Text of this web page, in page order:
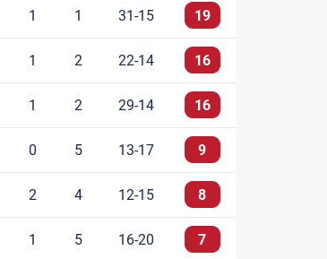
1 1 31-15 19
1 2 22-14 16
1 2 29-14 16
0 5 13-17 9
2 4 12-15 8
1 5 16-20 7